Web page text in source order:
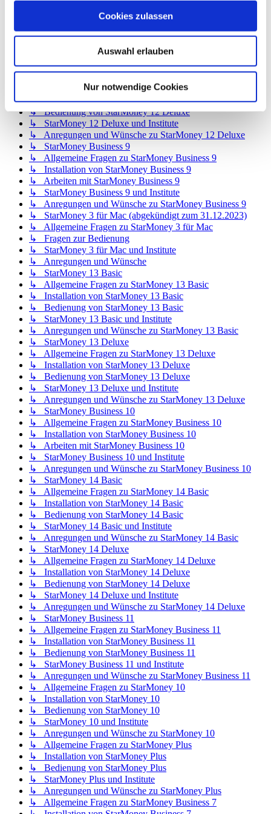
Cookies zulassen
Auswahl erlauben
Nur notwendige Cookies
↳ Allgemeine Fragen zu StarMoney 12 Basic
↳ Installation von StarMoney 12 Basic
↳ StarMoney 12 Basic und Institute
↳ Anregungen und Wünsche zu StarMoney 12 Basic
↳ Allgemeine Fragen zu StarMoney 12 Deluxe
↳ Installation von StarMoney 12 Deluxe
↳ Bedienung von StarMoney 12 Deluxe
↳ StarMoney 12 Deluxe und Institute
↳ Anregungen und Wünsche zu StarMoney 12 Deluxe
↳ StarMoney Business 9
↳ Allgemeine Fragen zu StarMoney Business 9
↳ Installation von StarMoney Business 9
↳ Arbeiten mit StarMoney Business 9
↳ StarMoney Business 9 und Institute
↳ Anregungen und Wünsche zu StarMoney Business 9
↳ StarMoney 3 für Mac (abgekündigt zum 31.12.2023)
↳ Allgemeine Fragen zu StarMoney 3 für Mac
↳ Fragen zur Bedienung
↳ StarMoney 3 für Mac und Institute
↳ Anregungen und Wünsche
↳ StarMoney 13 Basic
↳ Allgemeine Fragen zu StarMoney 13 Basic
↳ Installation von StarMoney 13 Basic
↳ Bedienung von StarMoney 13 Basic
↳ StarMoney 13 Basic und Institute
↳ Anregungen und Wünsche zu StarMoney 13 Basic
↳ StarMoney 13 Deluxe
↳ Allgemeine Fragen zu StarMoney 13 Deluxe
↳ Installation von StarMoney 13 Deluxe
↳ Bedienung von StarMoney 13 Deluxe
↳ StarMoney 13 Deluxe und Institute
↳ Anregungen und Wünsche zu StarMoney 13 Deluxe
↳ StarMoney Business 10
↳ Allgemeine Fragen zu StarMoney Business 10
↳ Installation von StarMoney Business 10
↳ Arbeiten mit StarMoney Business 10
↳ StarMoney Business 10 und Institute
↳ Anregungen und Wünsche zu StarMoney Business 10
↳ StarMoney 14 Basic
↳ Allgemeine Fragen zu StarMoney 14 Basic
↳ Installation von StarMoney 14 Basic
↳ Bedienung von StarMoney 14 Basic
↳ StarMoney 14 Basic und Institute
↳ Anregungen und Wünsche zu StarMoney 14 Basic
↳ StarMoney 14 Deluxe
↳ Allgemeine Fragen zu StarMoney 14 Deluxe
↳ Installation von StarMoney 14 Deluxe
↳ Bedienung von StarMoney 14 Deluxe
↳ StarMoney 14 Deluxe und Institute
↳ Anregungen und Wünsche zu StarMoney 14 Deluxe
↳ StarMoney Business 11
↳ Allgemeine Fragen zu StarMoney Business 11
↳ Installation von StarMoney Business 11
↳ Bedienung von StarMoney Business 11
↳ StarMoney Business 11 und Institute
↳ Anregungen und Wünsche zu StarMoney Business 11
↳ Allgemeine Fragen zu StarMoney 10
↳ Installation von StarMoney 10
↳ Bedienung von StarMoney 10
↳ StarMoney 10 und Institute
↳ Anregungen und Wünsche zu StarMoney 10
↳ Allgemeine Fragen zu StarMoney Plus
↳ Installation von StarMoney Plus
↳ Bedienung von StarMoney Plus
↳ StarMoney Plus und Institute
↳ Anregungen und Wünsche zu StarMoney Plus
↳ Allgemeine Fragen zu StarMoney Business 7